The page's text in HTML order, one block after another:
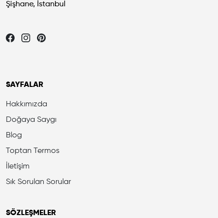
Şişhane, İstanbul
Let's be friends...
SAYFALAR
Hakkımızda
Doğaya Saygı
Blog
Toptan Termos
İletişim
Sık Sorulan Sorular
SÖZLEŞMELER